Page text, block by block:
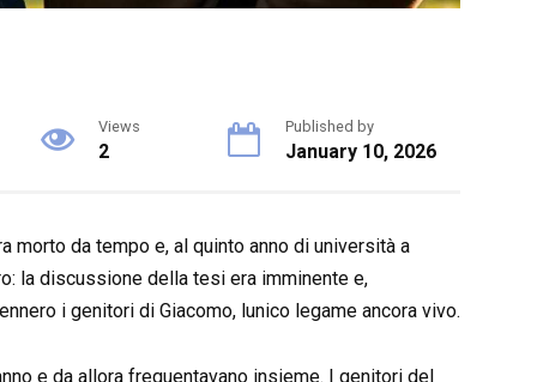
Views
2
Published by
January 10, 2026
morto da tempo e, al quinto anno di università a
la discussione della tesi era imminente e,
i genitori di Giacomo, lunico legame ancora vivo.
e da allora frequentavano insieme. I genitori del